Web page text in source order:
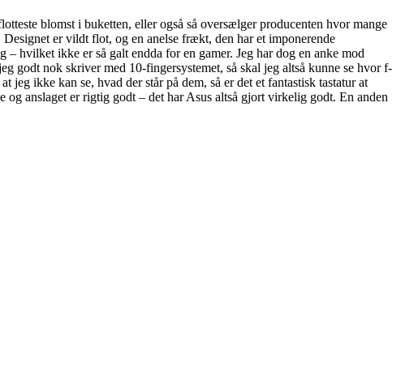
blomst i buketten, eller også så oversælger producenten hvor mange
er vildt flot, og en anelse frækt, den har et imponerende
hvilket ikke er så galt endda for en gamer. Jeg har dog en anke mod
godt nok skriver med 10-fingersystemet, så skal jeg altså kunne se hvor f-
ikke kan se, hvad der står på dem, så er det et fantastisk tastatur at
og anslaget er rigtig godt – det har Asus altså gjort virkelig godt. En anden